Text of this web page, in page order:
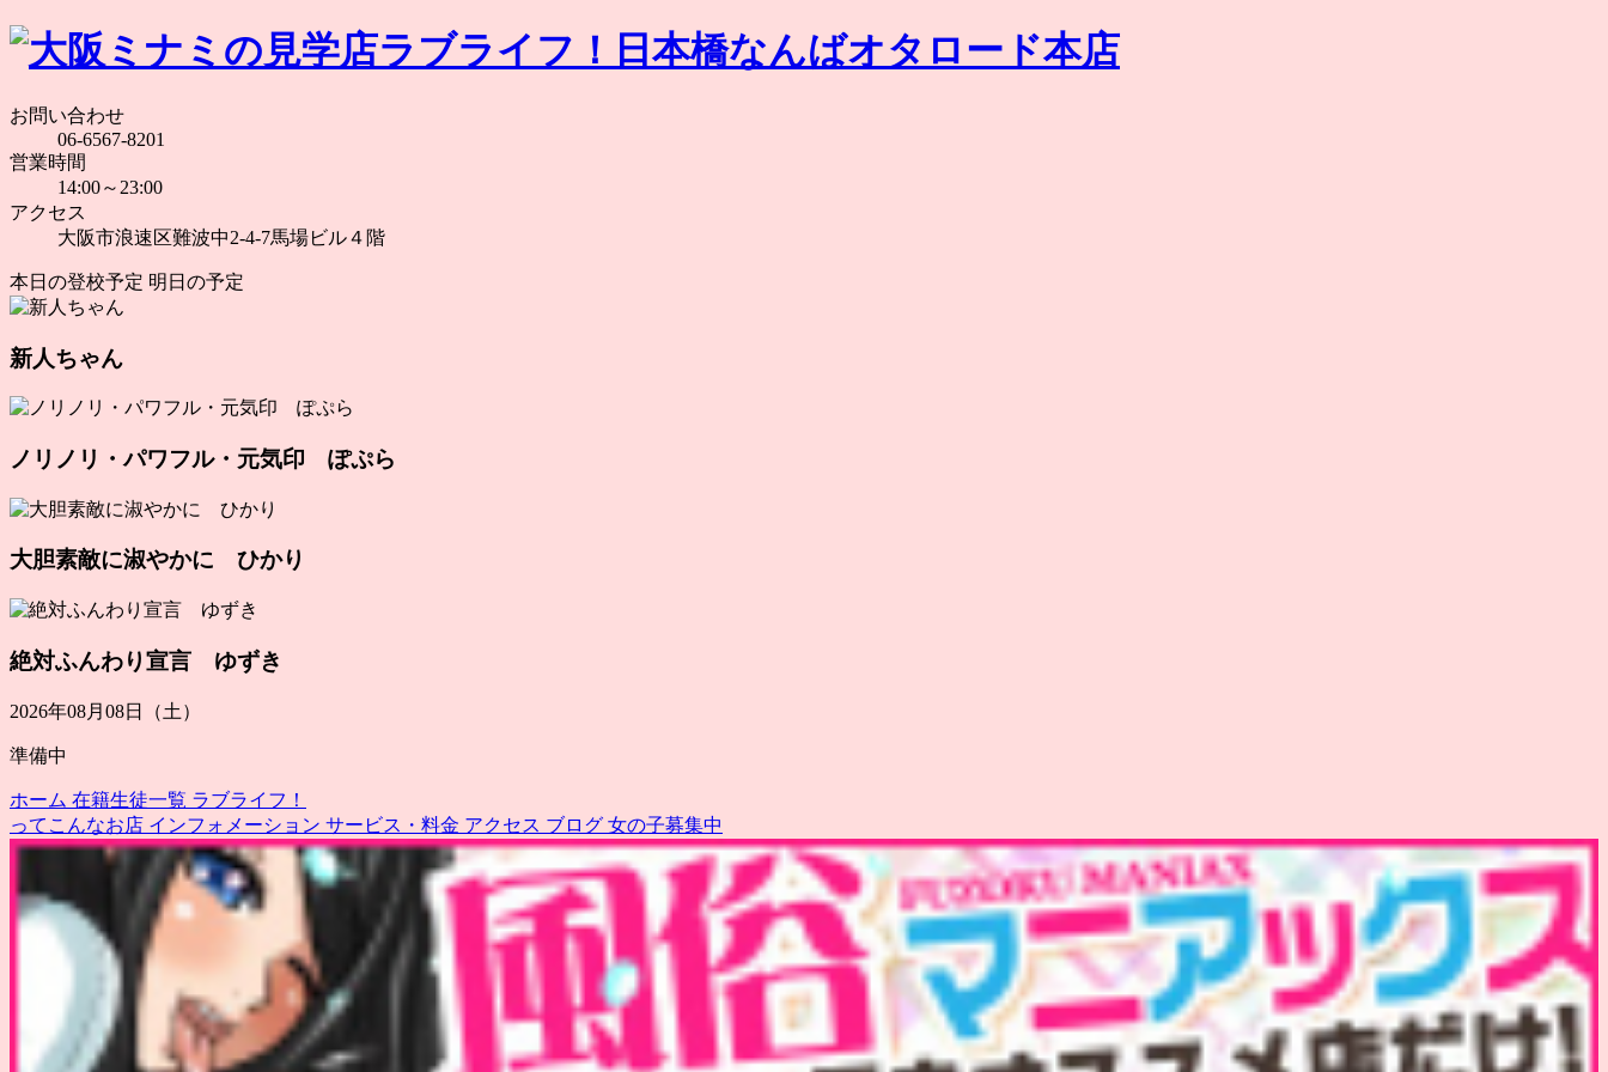
お問い合わせ
06-6567-8201
営業時間
14:00～23:00
アクセス
大阪市浪速区難波中2-4-7馬場ビル４階
本日の登校予定 明日の予定
新人ちゃん
ノリノリ・パワフル・元気印 ぽぷら
大胆素敵に淑やかに ひかり
絶対ふんわり宣言 ゆずき
2026年08月08日（土）
準備中
ホーム 在籍生徒一覧 ラブライフ！
ってこんなお店 インフォメーション サービス・料金 アクセス ブログ 女の子募集中